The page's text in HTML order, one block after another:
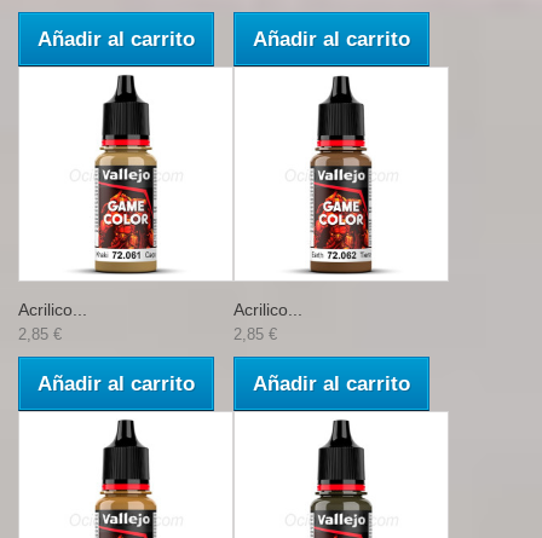
Añadir al carrito Añadir al carrito
Acrilico...
2,85 €
Añadir al carrito
Acrilico...
2,85 €
Añadir al carrito